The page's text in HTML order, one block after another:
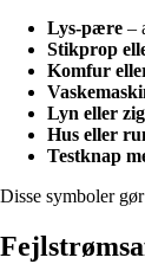
Lys-pære –
Stikprop
Komfur
Lyn eller
Hus eller
Testknap
Disse symboler